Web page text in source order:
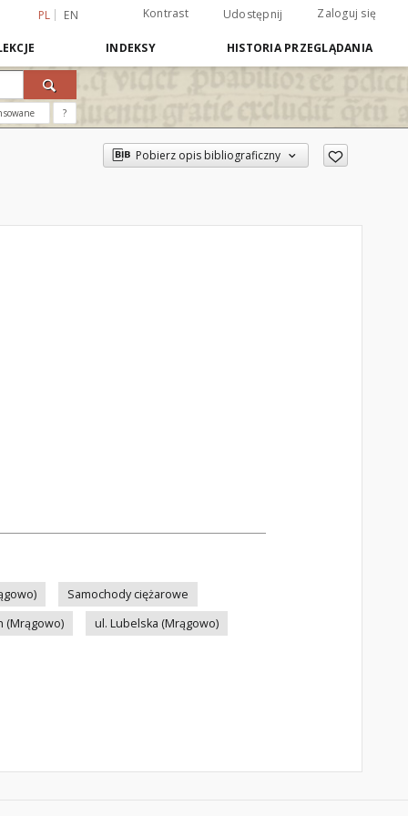
PL EN Kontrast Udostępnij Zaloguj się
INDEKSY HISTORIA PRZEGLĄDANIA
?
Pobierz opis bibliograficzny
Samochody ciężarowe
(Mrągowo) ul. Lubelska (Mrągowo)